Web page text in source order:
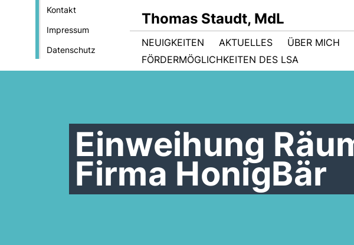
Kontakt
Impressum
Datenschutz
Thomas Staudt, MdL
NEUIGKEITEN AKTUELLES ÜBER MICH
FÖRDERMÖGLICHKEITEN DES LSA
Einweihung
Firma HonigBär